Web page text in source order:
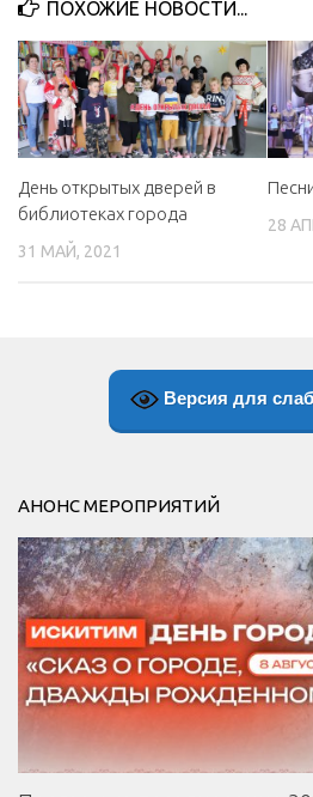
МБУ Дом культуры «Октябрь»
МБОУ ДО «Детская школа
МБОУ ДО «Детская музыкальная
МБУК «Искитимский городской
музей»
МБУ Парк культуры и отдыха им.
Независимая оценка качества
ПОХОЖИЕ НОВОСТИ...
День открытых дверей в
библиотеках города
31 МАЙ, 2021
28
Версия для
АНОНС МЕРОПРИЯТИЙ